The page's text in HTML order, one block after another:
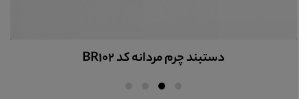
دستبند چرم مردانه کد BR102